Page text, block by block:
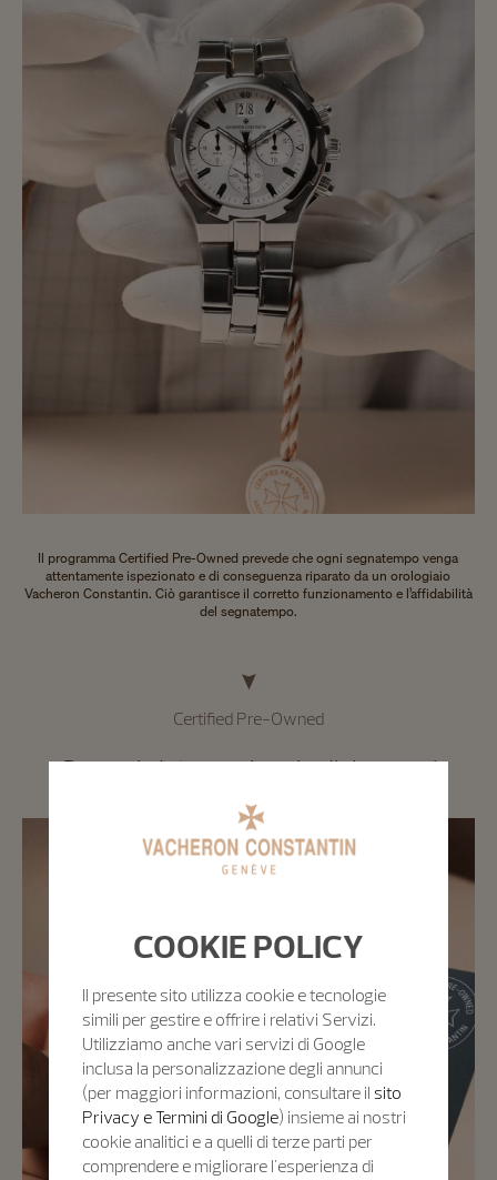
Il programma Certified Pre-Owned prevede che ogni segnatempo venga
attentamente ispezionato e di conseguenza riparato da un orologiaio
Vacheron Constantin. Ciò garantisce il corretto funzionamento e l’affidabilità
del segnatempo.
Certified Pre-Owned
Garanzia Internazionale di due anni
COOKIE POLICY
Il presente sito utilizza cookie e tecnologie
simili per gestire e offrire i relativi Servizi.
Utilizziamo anche vari servizi di Google
inclusa la personalizzazione degli annunci
(per maggiori informazioni, consultare il sito
Privacy e Termini di Google) insieme ai nostri
cookie analitici e a quelli di terze parti per
comprendere e migliorare l'esperienza di